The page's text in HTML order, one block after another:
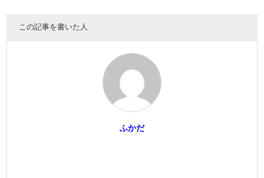
この記事を書いた人
ふかだ